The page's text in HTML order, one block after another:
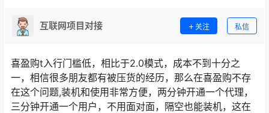
互联网项目对接 关注 私信
喜盈购t入行门槛低，相比于2.0模式，成本不到十分之
一，相信很多朋友都有被压货的经历，那么在喜盈购不存
在这个问题,装机和使用非常方便，两分钟开通一个代理，
三分钟开通一个用户，不用面对面，隔空也能装机，这在